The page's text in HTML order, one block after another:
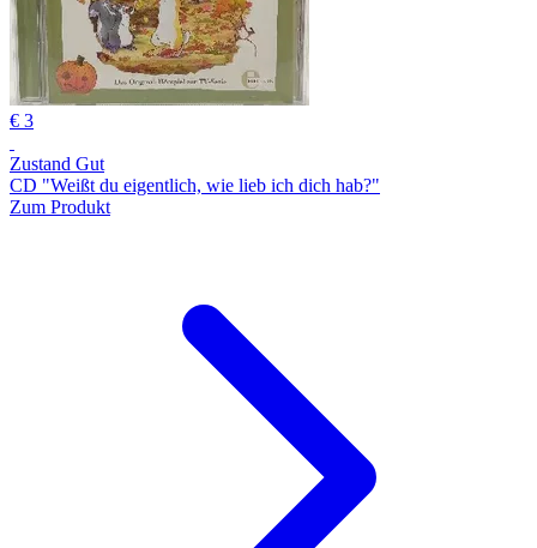
€ 3
Zustand Gut
CD "Weißt du eigentlich, wie lieb ich dich hab?"
Zum Produkt